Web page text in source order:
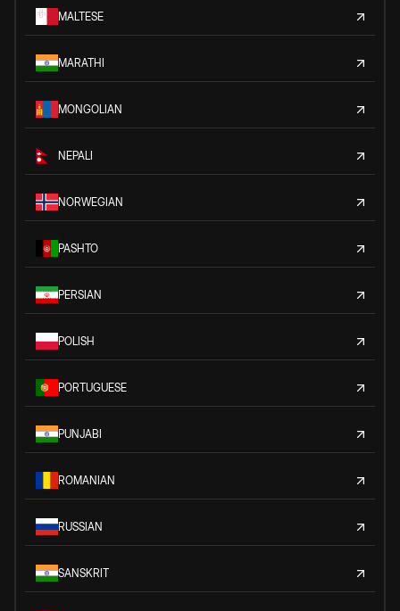
MALTESE
MARATHI
MONGOLIAN
NEPALI
NORWEGIAN
PASHTO
PERSIAN
POLISH
PORTUGUESE
PUNJABI
ROMANIAN
RUSSIAN
SANSKRIT